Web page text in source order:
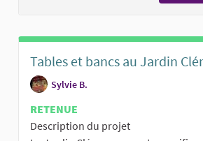
Tables et bancs au Jardin
Sylvie B.
RETENUE
Description du projet